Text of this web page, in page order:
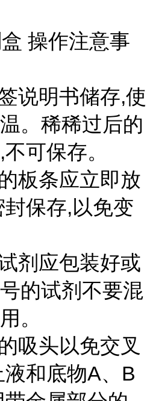
操作注意事
说明书储存,使
。稀稀过后的
可保存。
板条应立即放
保存,以免变
剂应包装好或
的试剂不要混
。
吸头以免交叉
和底物A、B